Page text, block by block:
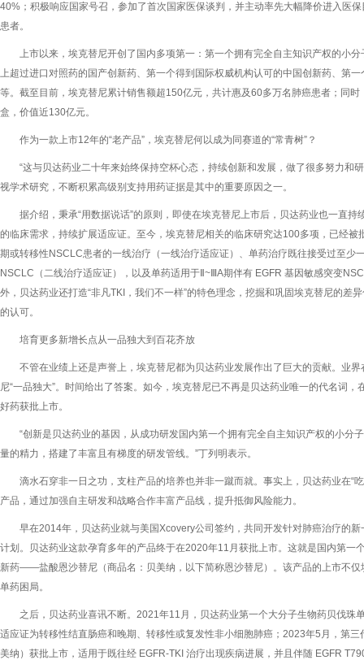
40%；积极响应国家号召，参加了首次国家医保谈判，并主动率先大幅降价进入医
患者。
上市以来，埃克替尼开创了国内多项第一：第一个拥有完全自主知识产权的小
上超过进口对照药的国产创新药、第一个得到国际权威机构认可的中国创新药、第
等。截至目前，埃克替尼累计销售额超150亿元，共计惠及60多万名肺癌患者；同
盒，价值近130亿元。
作为一款上市12年的“老产品”，埃克替尼何以成为同赛道的“常青树”？
“这与贝达药业二十年来始终保持空杯心态，持续创新和发展，做了很多努力和
视学术研究，不断积累高级别支持用药证据是其中的重要原因之一。
据介绍，秉承“用数据说话”的原则，即使在埃克替尼上市后，贝达药业也一直
的临床需求，持续扩展适应证。至今，埃克替尼相关的临床研究达100多项，已经
期或转移性NSCLC患者的一线治疗（一线治疗适应证）、单药治疗既往接受过至少
NSCLC（二线治疗适应证），以及单药适用于Ⅱ~ⅢA期伴有 EGFR 基因敏感突变
外，贝达药业还打造“非凡TKI，我们不一样”的特色理念，挖掘和巩固埃克替尼的差
的认可。
培育更多新增长点从一品独大到百花齐放
不管在业绩上还是声誉上，埃克替尼都为贝达药业发展作出了巨大的贡献。业
尼“一品独大”。时间给出了答案。如今，埃克替尼已不再是贝达药业唯一的代名词
好药获批上市。
“创新是贝达药业的基因，从成功研发国内第一个拥有完全自主知识产权的小分
量的精力，搭建了丰富且有梯度的研发管线。”丁列明表示。
滴水石穿非一日之功，支柱产品的培养也并非一蹴而就。事实上，贝达药业在“
产品，通过加强自主研发和战略合作丰富产品线，提升抵御风险能力。
早在2014年，贝达药业就与美国Xcovery公司签约，共同开发针对肺癌治疗的
计划。贝达药业这款孕育多年的产品终于在2020年11月获批上市。这就是国内第一
新药——盐酸恩沙替尼（商品名：贝美纳，以下简称恩沙替尼）。该产品的上市不
单药困局。
之后，贝达药业喜讯不断。2021年11月，贝达药业第一个大分子生物药贝伐珠
适应证为转移性结直肠癌和晚期、转移性或复发性非小细胞肺癌；2023年5月，第
美纳）获批上市，适用于既往经 EGFR-TKI 治疗出现疾病进展，并且伴随 EGFR